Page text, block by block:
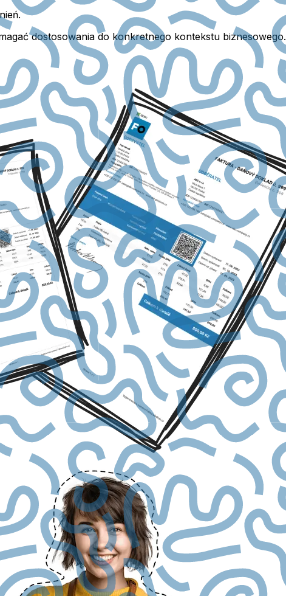
dostosowania do konkretnego kontekstu biznesowego.